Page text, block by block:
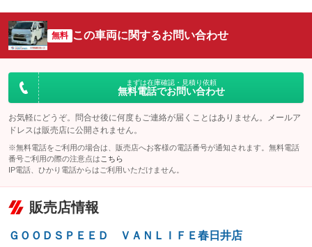
エアコン
：装備あり Wエアコン
：装備なし
リフトアップ
：装備なし パワーステアリング
：装備あり
ダウンヒルアシストコントロール
パワーウィンドウ
：装備あり 盗難防止システム
：装備あり
：装備なし
USB入力端子
：装備なし
100V電源
：装備あり
：装備なし
レンタカーアップ
：装備なし
電動格納ミラー
：装備あり
オーディオ：CDまたはCDチェンジャー／ミュージックプレイヤー接続
可
：装備あり
ビジュアル：-／DVD再生
：装備あり
：装備なし
革シート
：装備なし ハーフレザーシート
：装備なし
キーレス
：装備あり LEDヘッドランプ
：装備あり
：装備なし ：装備なし
バックカメラ
：装備あり
エアロ スマートキー
ローダウン
：装備なし
パワーシート
：装備なし 3列シート
：装備なし
無料 この車両に関するお問い合わせ
まずは在庫確認・見積り依頼
無料電話でお問い合わせ
お気軽にどうぞ。問合せ後に何度もご連絡が届くことはありません。メールア
ドレスは販売店に公開されません。
※無料電話をご利用の場合は、販売店へお客様の電話番号が通知されます。無料電話
番号ご利用の際の注意点は こちら
IP電話、ひかり電話からはご利用いただけません。
販売店情報
ＧＯＯＤＳＰＥＥＤ ＶＡＮＬＩＦＥ春日井店